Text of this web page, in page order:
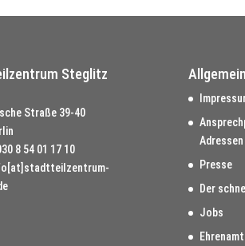
Steglitz
Straße 39-40
8 54 01 17 10
Adressen
Presse
Der
Jobs
Ehrenamt